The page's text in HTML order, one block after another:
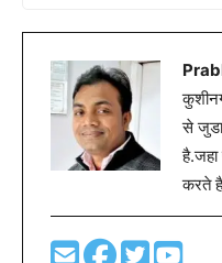
से
है.जहा
करते